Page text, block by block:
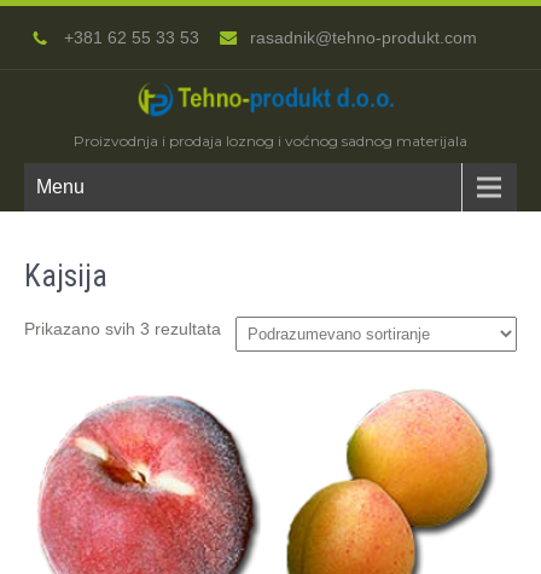
+381 62 55 33 53 rasadnik@tehno-produkt.com
Proizvodnja i prodaja loznog i voćnog sadnog materijala
Menu
Kajsija
Prikazano svih 3 rezultata